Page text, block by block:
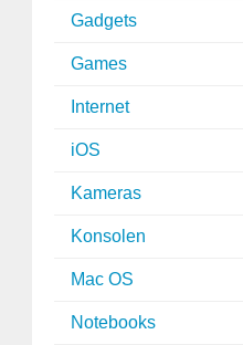
Gadgets
Games
Internet
iOS
Kameras
Konsolen
Mac OS
Notebooks